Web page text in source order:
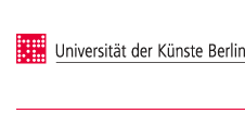
Universität der Künste Berlin